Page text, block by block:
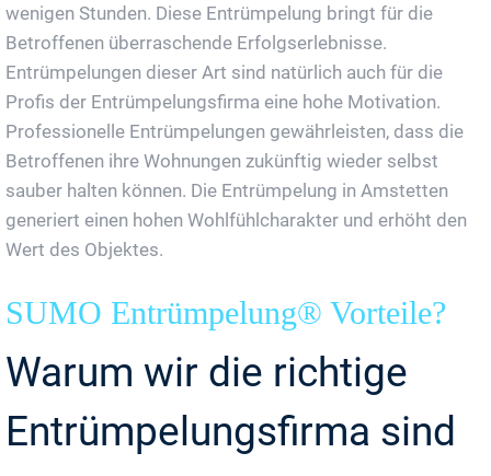
wenigen Stunden. Diese Entrümpelung bringt für die
Betroffenen überraschende Erfolgserlebnisse.
Entrümpelungen dieser Art sind natürlich auch für die
Profis der Entrümpelungsfirma eine hohe Motivation.
Professionelle Entrümpelungen gewährleisten, dass die
Betroffenen ihre Wohnungen zukünftig wieder selbst
sauber halten können. Die Entrümpelung in Amstetten
generiert einen hohen Wohlfühlcharakter und erhöht den
Wert des Objektes.
SUMO Entrümpelung® Vorteile?
Warum wir die richtige
Entrümpelungsfirma sind